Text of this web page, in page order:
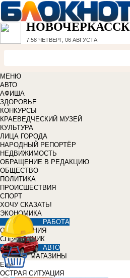
НОВОЧЕРКАССК
7:58 ЧЕТВЕРГ, 06 АВГУСТА
МЕНЮ
АВТО
АФИША
ЗДОРОВЬЕ
КОНКУРСЫ
КРАЕВЕДЧЕСКИЙ МУЗЕЙ
КУЛЬТУРА
ЛИЦА ГОРОДА
НАРОДНЫЙ РЕПОРТЁР
НЕДВИЖИМОСТЬ
ОБРАЩЕНИЕ В РЕДАКЦИЮ
ОБЩЕСТВО
ПОЛИТИКА
ПРОИСШЕСТВИЯ
СПОРТ
ХОЧУ СКАЗАТЬ!
ЭКОНОМИКА
РАБОТА
ОБЪЯВЛЕНИЯ
СПРАВОЧНИК
АВТО
МАГАЗИНЫ
Еще
ОСТРАЯ СИТУАЦИЯ